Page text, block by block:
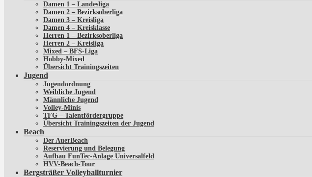
Damen 1 – Landesliga
Damen 2 – Bezirksoberliga
Damen 3 – Kreisliga
Damen 4 – Kreisklasse
Herren 1 – Bezirksoberliga
Herren 2 – Kreisliga
Mixed – BFS-Liga
Hobby-Mixed
Übersicht Trainingszeiten
Jugend
Jugendordnung
Weibliche Jugend
Männliche Jugend
Volley-Minis
TFG – Talentfördergruppe
Übersicht Trainingszeiten der Jugend
Beach
Der AuerBeach
Reservierung und Belegung
Aufbau FunTec-Anlage Universalfeld
HVV-Beach-Tour
Bergsträßer Volleyballturnier